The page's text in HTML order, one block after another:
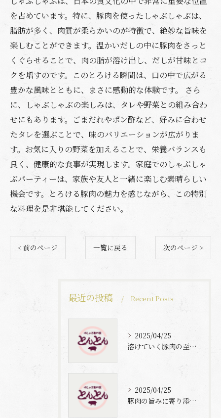
を占めています。特に、豚肉を使ったしゃぶしゃぶは、
脂肪が多く、肉質が柔らかいのが特徴で、絶妙な旨味を
楽しむことができます。温かいだしの中に豚肉をさっと
くぐらせることで、肉の脂が溶け出し、だしが甘味とコ
クを増すのです。このとろける瞬間は、口の中で広がる
豊かな風味とともに、まさに感動的な体験です。 さら
に、しゃぶしゃぶの楽しみは、タレや野菜との組み合わ
せにもあります。ごまだれやポン酢など、好みに合わせ
たタレを選ぶことで、味のバリエーションが広がりま
す。お気に入りの野菜を加えることで、栄養バランスも
良く、健康的な食事が実現します。家庭でのしゃぶしゃ
ぶパーティーは、家族や友人と一緒に楽しむ素晴らしい
機会です。とろける豚肉の魅力を感じながら、この特別
な料理を是非堪能してください。
< 前のページ 一覧に戻る 次のページ >
最近の投稿 Recent Posts
2025/04/25
溶けていく豚肉の至福体験
2025/04/25
豚肉の旨みに寄り添う自家製梅出汁の魅力